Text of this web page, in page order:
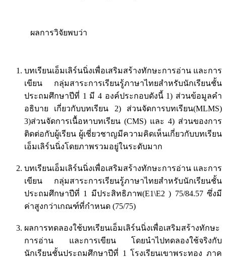
ผลการวิจัยพบว่า
บทเรียนเอ็มเลิร์นนิ่งเพื่อเสริมสร้างทักษะการอ่าน และการ
เขียน กลุ่มสาระการเรียนรู้ภาษาไทยสำหรับนักเรียนชั้น
ประถมศึกษาปีที่ 1 มี 4 องค์ประกอบดังนี้ 1) ส่วนข้อมูลคำ
อธิบาย เกี่ยวกับบทเรียน 2) ส่วนจัดการบทเรียน(MLMS)
3)ส่วนจัดการเนื้อหาบทเรียน (CMS) และ 4) ส่วนของการ
ติดต่อกับผู้เรียน ผู้เชี่ยวชาญมีความคิดเห็นเกี่ยวกับบทเรียน
เอ็มเลิร์นนิ่งโดยภาพรวมอยู่ในระดับมาก
บทเรียนเอ็มเลิร์นนิ่งเพื่อเสริมสร้างทักษะการอ่าน และการ
เขียน กลุ่มสาระการเรียนรู้ภาษาไทยสำหรับนักเรียนชั้น
ประถมศึกษาปีที่ 1 มีประสิทธิภาพ(E1\E2 ) 75/84.57 ซึ่งมี
ค่าสูงกว่าเกณฑ์ที่กำหนด (75/75)
ผลการทดลองใช้บทเรียนเอ็มเลิร์นนิ่งเพื่อเสริมสร้างทักษะ
การอ่าน และการเขียน โดยนำไปทดลองใช้จริงกับ
นักเรียนชั้นประถมศึกษาปีที่ 1 โรงเรียนเขาพระทอง ภาค